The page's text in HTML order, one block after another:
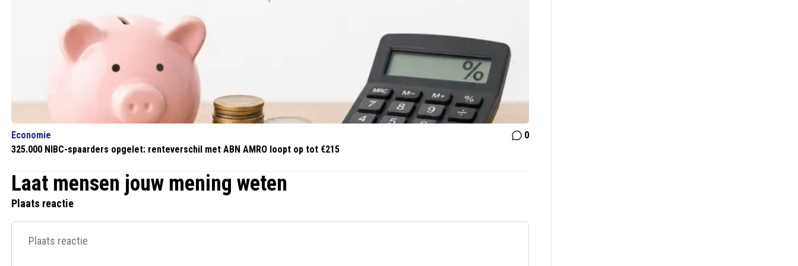
Economie
0
325.000 NIBC-spaarders opgelet: renteverschil met ABN AMRO loopt op tot €215
Laat mensen jouw mening weten
Plaats reactie